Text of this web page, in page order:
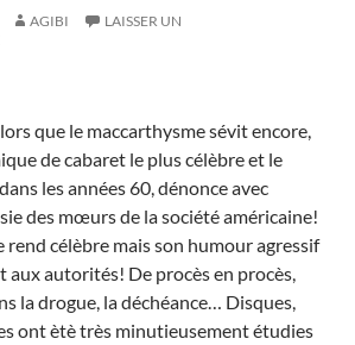
AGIBI
LAISSER UN
que le maccarthysme sévit encore,
de cabaret le plus célèbre et le
les années 60, dénonce avec
des mœurs de la société américaine!
rend célèbre mais son humour agressif
aux autorités! De procès en procès,
la drogue, la déchéance… Disques,
ont ètè très minutieusement étudies